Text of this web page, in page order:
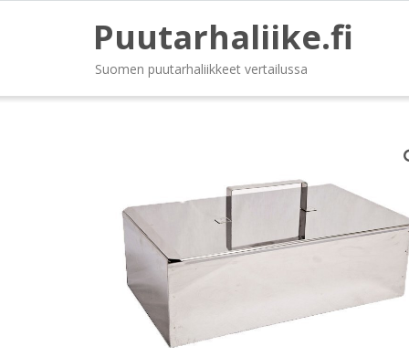
Puutarhaliike.fi
Suomen puutarhaliikkeet vertailussa